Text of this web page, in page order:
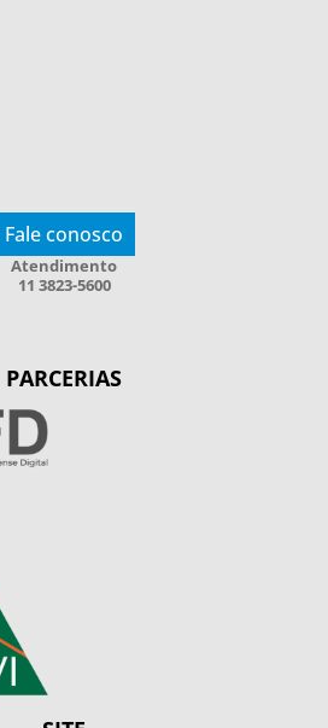
Fale conosco
Atendimento
11 3823-5600
PARCERIAS